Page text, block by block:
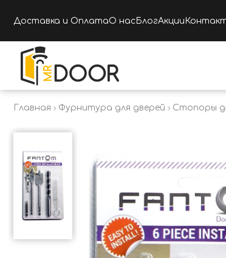
Доставка и ОплатаО нас БлогАкции
Главная Фурнитура для дверей Стопоры